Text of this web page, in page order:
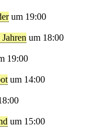
um 19:00
um 18:00
19:00
um 14:00
um 15:00